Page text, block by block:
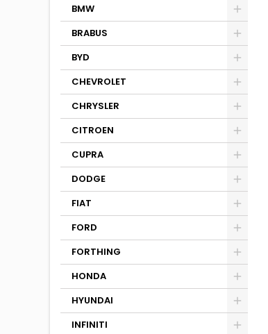
BMW
BRABUS
BYD
CHEVROLET
CHRYSLER
CITROEN
CUPRA
DODGE
FIAT
FORD
FORTHING
HONDA
HYUNDAI
INFINITI